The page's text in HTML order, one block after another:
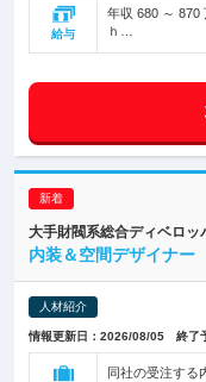
給与
年収 680 ～ 870
ｈ…
大手財閥系総合ディベロッ
内装＆空間デザイナー
人材紹介
情報更新日：2026/08/05 終了
同社の受注する